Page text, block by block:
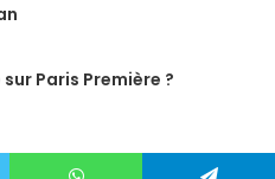
Paris Première ?